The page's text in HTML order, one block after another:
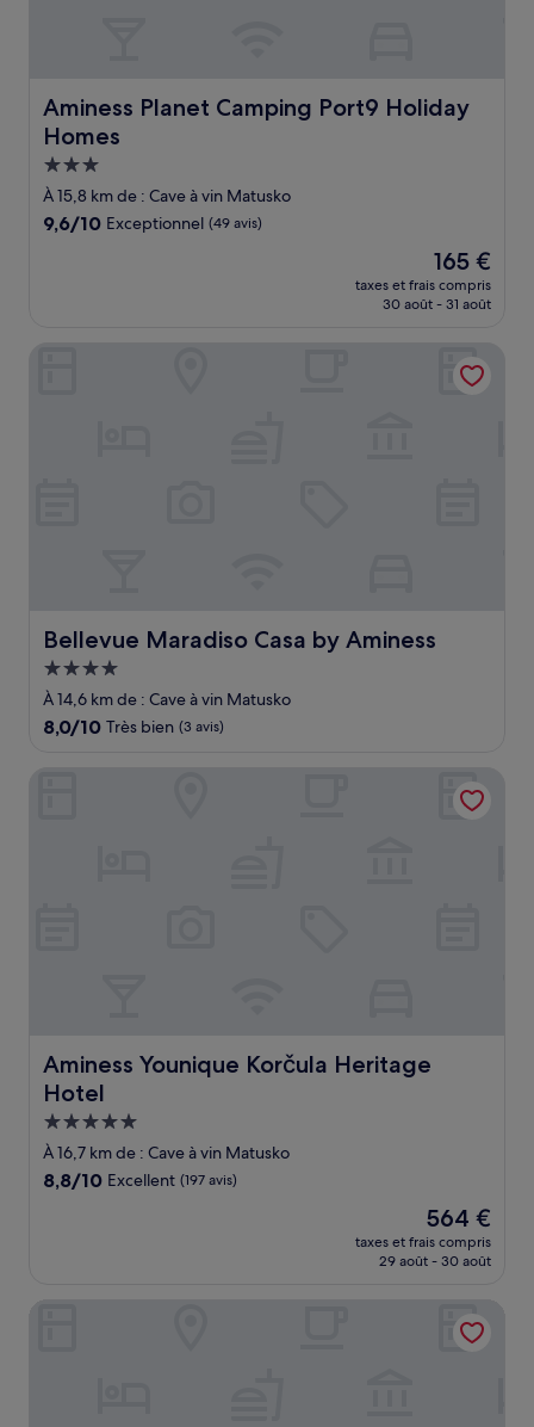
Aminess Planet Camping Port9 Holiday
Homes
Aminess Planet Camping Port9 Holiday Homes
Hébergement
3.0 étoiles
À 15,8 km de : Cave à vin Matusko
9.6
9,6/10 Exceptionnel (49 avis)
Le
nouveau
prix
de
165 €
165 €
taxes et frais compris
30 août - 31 août
Bellevue Maradiso Casa by Aminess
Bellevue Maradiso Casa by Aminess
Hébergement
4.0 étoiles
À 14,6 km de : Cave à vin Matusko
8.0
10,
8,0/10 Très bien (3 avis)
Aminess Younique Korčula Heritage
Hotel
Aminess Younique Korčula Heritage Hotel
Hébergement
5.0 étoiles
À 16,7 km de : Cave à vin Matusko
8.8
8,8/10 Excellent (197 avis)
Le
nouveau
prix
de
564 €
564 €
taxes et frais compris
29 août - 30 août